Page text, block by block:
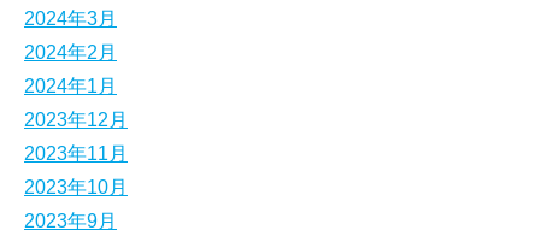
2024年3月
2024年2月
2024年1月
2023年12月
2023年11月
2023年10月
2023年9月